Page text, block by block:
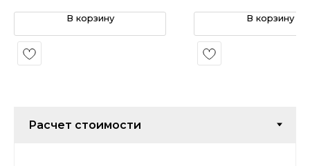
В корзину В корзину